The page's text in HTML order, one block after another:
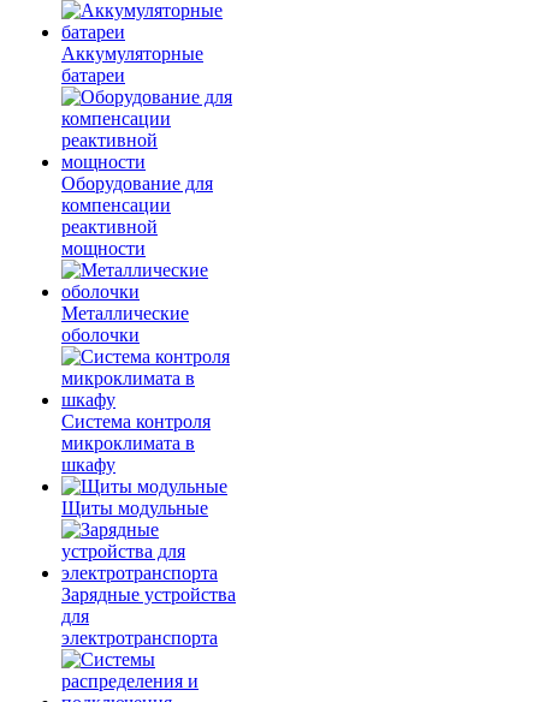
Аккумуляторные
батареи
Оборудование для
компенсации
реактивной
мощности
Металлические
оболочки
Система контроля
микроклимата в
шкафу
Щиты модульные
Зарядные устройства
для
электротранспорта